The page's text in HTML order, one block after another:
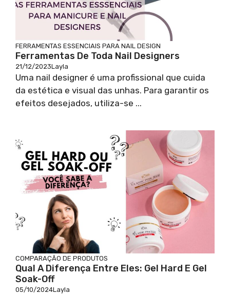
FERRAMENTAS ESSENCIAIS PARA NAIL DESIGN
Ferramentas De Toda Nail Designers
21/12/2023Layla
Uma nail designer é uma profissional que cuida
da estética e visual das unhas. Para garantir os
efeitos desejados, utiliza-se ...
COMPARAÇÃO DE PRODUTOS
Qual A Diferença Entre Eles: Gel Hard E Gel
Soak-Off
05/10/2024Layla